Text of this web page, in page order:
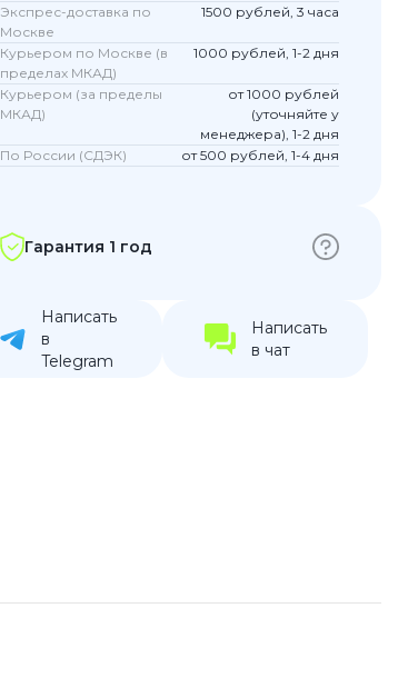
Экспрес-доставка по
Москве
1500 рублей, 3 часа
Курьером по Москве (в
пределах МКАД)
1000 рублей, 1-2 дня
Курьером (за пределы
МКАД)
от 1000 рублей
(уточняйте у
менеджера), 1-2 дня
По России (СДЭК)
от 500 рублей, 1-4 дня
Гарантия 1 год
Написать
в
Telegram
Написать
в чат